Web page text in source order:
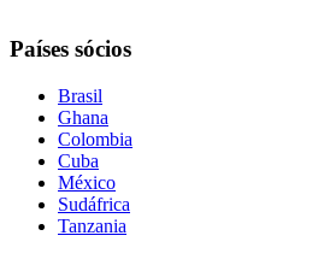
Países sócios
Brasil
Ghana
Colombia
Cuba
México
Sudáfrica
Tanzania